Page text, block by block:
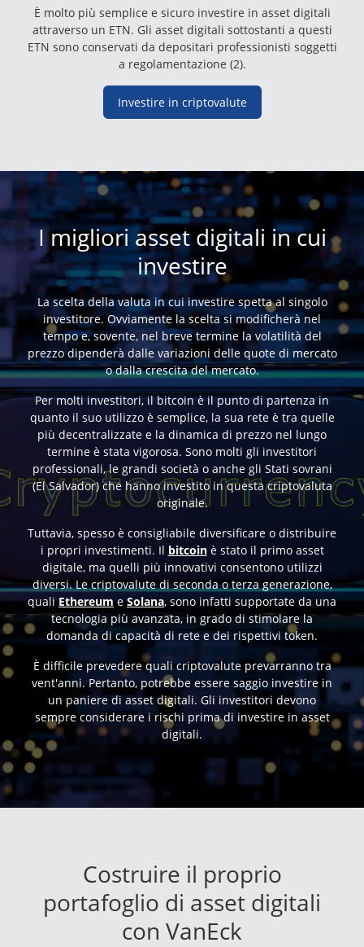
È molto più semplice e sicuro investire in asset digitali
attraverso un ETN. Gli asset digitali sottostanti a questi
ETN sono conservati da depositari professionisti soggetti
a regolamentazione (2).
Investire in criptovalute
I migliori asset digitali in cui
investire
La scelta della valuta in cui investire spetta al singolo
investitore. Ovviamente la scelta si modificherà nel
tempo e, sovente, nel breve termine la volatilità del
prezzo dipenderà dalle variazioni delle quote di mercato
o dalla crescita del mercato.
Per molti investitori, il bitcoin è il punto di partenza in
quanto il suo utilizzo è semplice, la sua rete è tra quelle
più decentralizzate e la dinamica di prezzo nel lungo
termine è stata vigorosa. Sono molti gli investitori
professionali, le grandi società o anche gli Stati sovrani
(El Salvador) che hanno investito in questa criptovaluta
originale.
Tuttavia, spesso è consigliabile diversificare o distribuire
i propri investimenti. Il bitcoinè stato il primo asset
digitale, ma quelli più innovativi consentono utilizzi
diversi. Le criptovalute di seconda o terza generazione,
qualiEthereumeSolana, sono infatti supportate da una
tecnologia più avanzata, in grado di stimolare la
domanda di capacità di rete e dei rispettivi token.
È difficile prevedere quali criptovalute prevarranno tra
vent'anni. Pertanto, potrebbe essere saggio investire in
un paniere di asset digitali. Gli investitori devono
sempre considerare i rischi prima di investire in asset
digitali.
Costruire il proprio
portafoglio di asset digitali
con VanEck